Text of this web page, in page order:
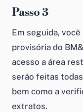
Passo 3
Em seguida,
provisória do
acesso a área
serão feitas
bem como a
extratos.